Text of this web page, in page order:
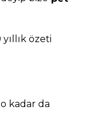
özeti
kadar da